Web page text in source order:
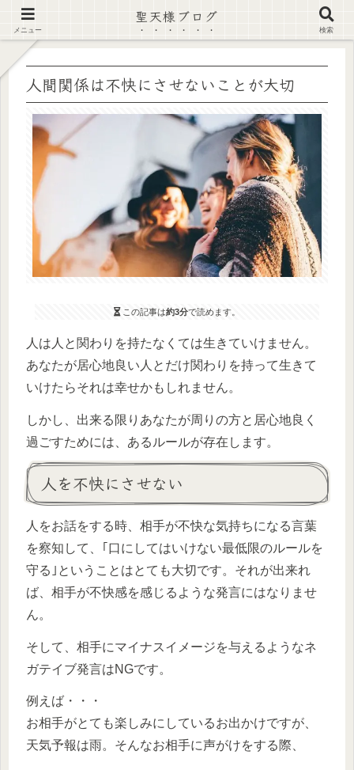
【注意喚起】偽サイト及び偽情報に注意 ▶確認する◀
人間関係は不快にさせないことが大切
この記事は約3分で読めます。
人は人と関わりを持たなくては生きていけません。
あなたが居心地良い人とだけ関わりを持って生きて
いけたらそれは幸せかもしれません。
しかし、出来る限りあなたが周りの方と居心地良く
過ごすためには、あるルールが存在します。
人を不快にさせない
人をお話をする時、相手が不快な気持ちになる言葉
を察知して、｢口にしてはいけない最低限のルールを
守る｣ということはとても大切です。それが出来れ
ば、相手が不快感を感じるような発言にはなりませ
ん。
そして、相手にマイナスイメージを与えるようなネ
ガテイブ発言はNGです。
例えば・・・
お相手がとても楽しみにしているお出かけですが、
天気予報は雨。そんなお相手に声がけをする際、
メニュー
聖天様ブログ
検索